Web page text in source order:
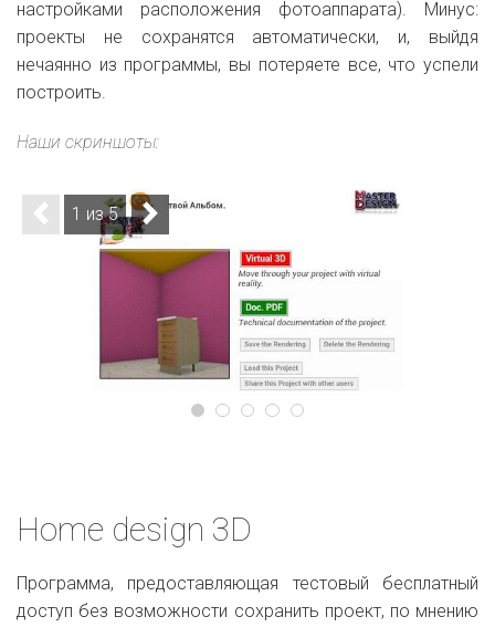
настройками расположения фотоаппарата). Минус:
проекты не сохранятся автоматически, и, выйдя
нечаянно из программы, вы потеряете все, что успели
построить.
Наши скриншоты:
1 из 5
Home design 3D
Программа, предоставляющая тестовый бесплатный
доступ без возможности сохранить проект, по мнению